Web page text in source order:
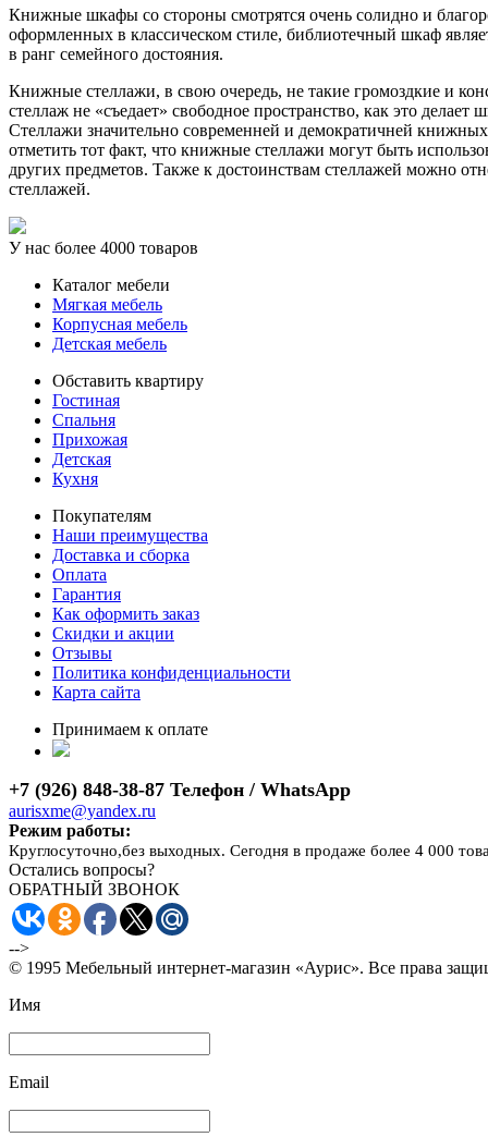
Книжные шкафы со стороны смотрятся очень солидно и
оформленных в классическом стиле, библиотечный шкаф
в ранг семейного достояния.
Книжные стеллажи, в свою очередь, не такие громоздкие и
стеллаж не «съедает» свободное пространство, как это
Стеллажи значительно современней и демократичней
отметить тот факт, что книжные стеллажи могут быть
других предметов. Также к достоинствам стеллажей можно
стеллажей.
У нас более 4000 товаров
Каталог мебели
Мягкая мебель
Корпусная мебель
Детская мебель
Обставить квартиру
Гостиная
Спальня
Прихожая
Детская
Кухня
Покупателям
Наши преимущества
Доставка и сборка
Оплата
Гарантия
Как оформить заказ
Скидки и акции
Отзывы
Политика конфиденциальности
Карта сайта
Принимаем к оплате
+7 (926) 848-38-87 Телефон / WhatsApp
aurisxme@yandex.ru
Режим работы:
Круглосуточно,без выходных. Сегодня в продаже более 4 000
Остались вопросы?
ОБРАТНЫЙ ЗВОНОК
-->
© 1995 Мебельный интернет-магазин «Аурис». Все права
Имя
Email